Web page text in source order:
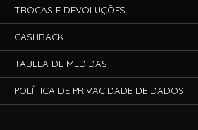
TROCAS E DEVOLUÇÕES
CASHBACK
TABELA DE MEDIDAS
POLÍTICA DE PRIVACIDADE DE DADOS